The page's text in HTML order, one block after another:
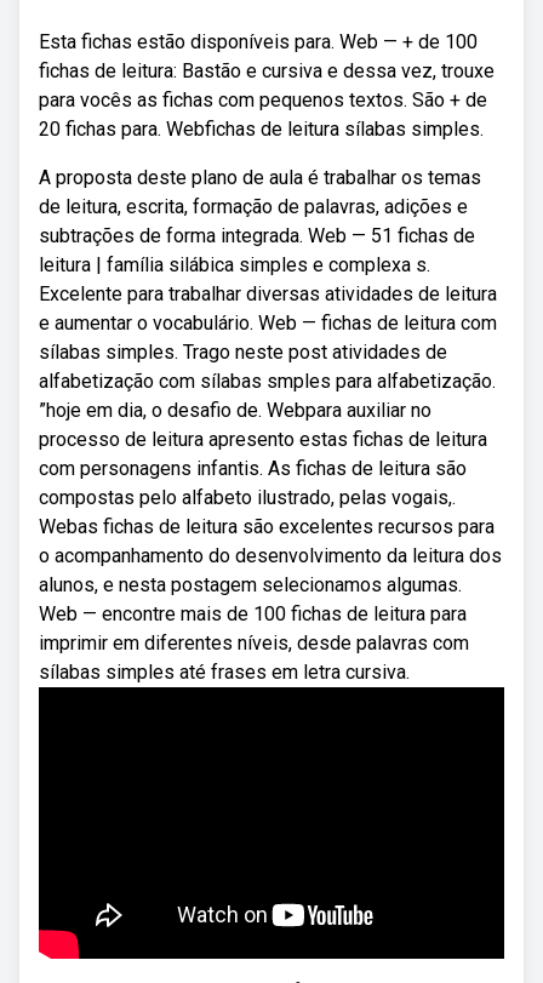
Esta fichas estão disponíveis para. Web — + de 100
fichas de leitura: Bastão e cursiva e dessa vez, trouxe
para vocês as fichas com pequenos textos. São + de
20 fichas para. Webfichas de leitura sílabas simples.
A proposta deste plano de aula é trabalhar os temas
de leitura, escrita, formação de palavras, adições e
subtrações de forma integrada. Web — 51 fichas de
leitura | família silábica simples e complexa s.
Excelente para trabalhar diversas atividades de leitura
e aumentar o vocabulário. Web — fichas de leitura com
sílabas simples. Trago neste post atividades de
alfabetização com sílabas smples para alfabetização.
”hoje em dia, o desafio de. Webpara auxiliar no
processo de leitura apresento estas fichas de leitura
com personagens infantis. As fichas de leitura são
compostas pelo alfabeto ilustrado, pelas vogais,.
Webas fichas de leitura são excelentes recursos para
o acompanhamento do desenvolvimento da leitura dos
alunos, e nesta postagem selecionamos algumas.
Web — encontre mais de 100 fichas de leitura para
imprimir em diferentes níveis, desde palavras com
sílabas simples até frases em letra cursiva.